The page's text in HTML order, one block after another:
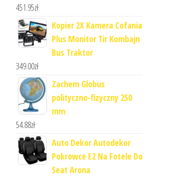
451.95zł
Kopier 2X Kamera Cofania
Plus Monitor Tir Kombajn
Bus Traktor
349.00zł
Zachem Globus
polityczno-fizyczny 250
mm
54.88zł
Auto Dekor Autodekor
Pokrowce E2 Na Fotele Do
Seat Arona